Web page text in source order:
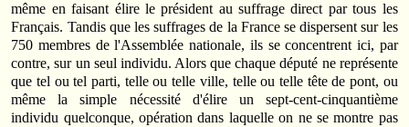
même en faisant élire le président au suffrage direct par tous les
Français. Tandis que les suffrages de la France se dispersent sur les
750 membres de l'Assemblée nationale, ils se concentrent ici, par
contre, sur un seul individu. Alors que chaque député ne représente
que tel ou tel parti, telle ou telle ville, telle ou telle tête de pont, ou
même la simple nécessité d'élire un sept-cent-cinquantième
individu quelconque, opération dans laquelle on ne se montre pas